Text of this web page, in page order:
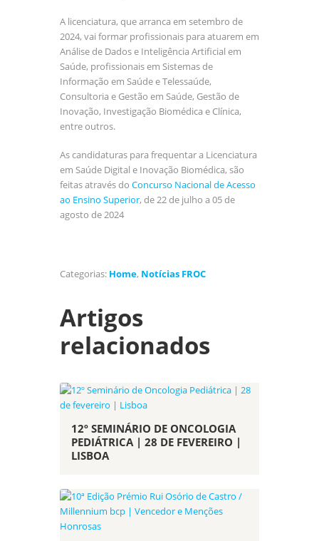
A licenciatura, que arranca em setembro de
2024, vai formar profissionais para atuarem em
Análise de Dados e Inteligência Artificial em
Saúde, profissionais em Sistemas de
Informação em Saúde e Telessaúde,
Consultoria e Gestão em Saúde, Gestão de
Inovação, Investigação Biomédica e Clínica,
entre outros.
As candidaturas para frequentar a Licenciatura
em Saúde Digital e Inovação Biomédica, são
feitas através do Concurso Nacional de Acesso
ao Ensino Superior, de 22 de julho a 05 de
agosto de 2024
Categorias: Home, Notícias FROC
Artigos
relacionados
12º SEMINÁRIO DE ONCOLOGIA
PEDIÁTRICA | 28 DE FEVEREIRO |
LISBOA